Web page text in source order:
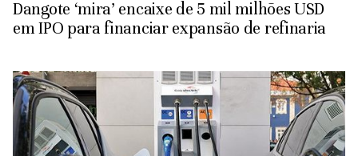
Dangote ‘mira’ encaixe de 5 mil milhões USD
em IPO para financiar expansão de refinaria